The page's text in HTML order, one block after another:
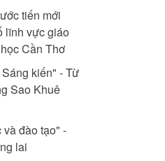
tiến mới
lĩnh vực giáo
Cần Thơ
kiến" - Từ
Sao Khuê
đào tạo" -
lai